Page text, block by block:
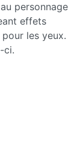
personnage
effets
les yeux.
ci.